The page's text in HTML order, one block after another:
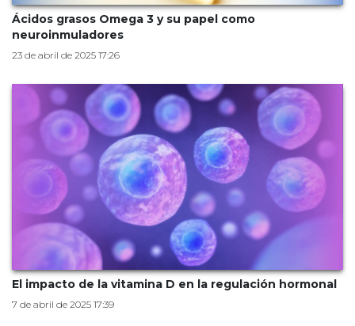
Ácidos grasos Omega 3 y su papel como
neuroinmuladores
23 de abril de 2025 17:26
El impacto de la vitamina D en la regulación hormonal
7 de abril de 2025 17:39